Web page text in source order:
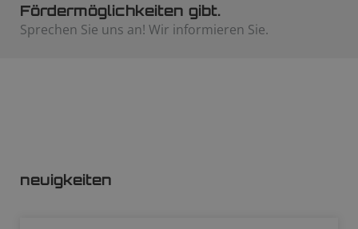
Fördermöglichkeiten gibt.
Sprechen Sie uns an! Wir informieren Sie.
neuigkeiten